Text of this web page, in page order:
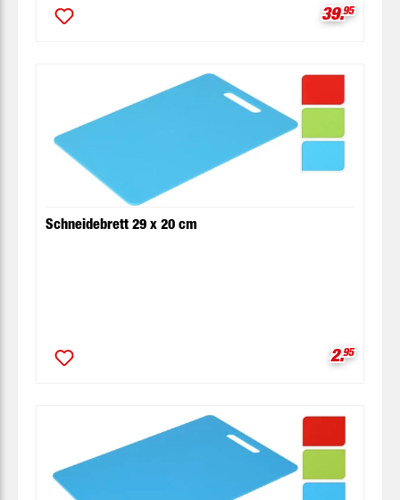
39.95
Schneidebrett 29 x 20 cm
2.95